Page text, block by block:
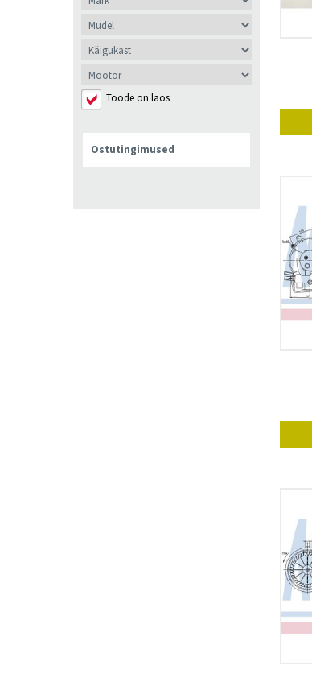
Toode on laos
Ostutingimused